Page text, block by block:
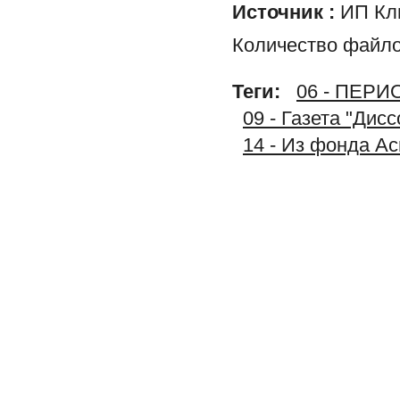
Источник : ИП
Количество
Теги:
06 -
09 - Газета
14 - Из фонда